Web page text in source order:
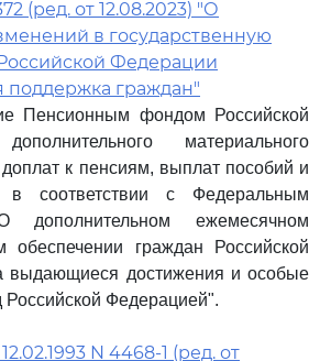
(ред. от 12.08.2023) "О
в государственную
Федерации
поддержка граждан"
Пенсионным фондом Российской
материального
к пенсиям, выплат пособий и
в соответствии с Федеральным
ежемесячном
обеспечении граждан Российской
выдающиеся достижения и особые
Российской Федерацией".
N 4468-1 (ред. от